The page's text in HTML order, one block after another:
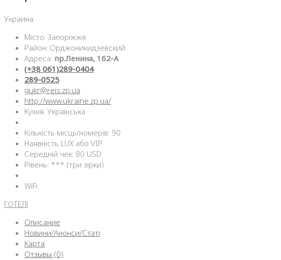
Украина
Місто: Запоріжжя
Район: Орджоникидзевский
Адреса: пр.Ленина, 162-А
(+38 061)289-0404
289-0525
gukr@reis.zp.ua
http://www.ukraine.zp.ua/
Кухня: Українська
Кількість місць/номерів: 90
Наявність LUX або VIP
Середній чек: 80 USD
Рівень: *** (три зірки)
WiFi
ГОТЕЛІ
Описание
Новини/Анонси/Статі
Карта
Отзывы (0)